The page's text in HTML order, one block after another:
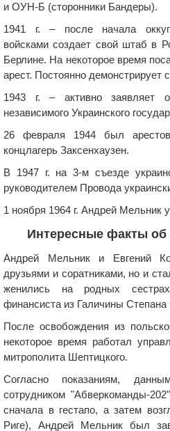
и ОУН-Б (сторонники Бандеры).
1941 г. – после начала
войсками создает свой штаб в
Берлине. На некоторое время
арест. Постоянно демонстрирует
1943 г. – активно заявляет
независимого Украинского
26 февраля 1944 был
концлагерь Заксенхаузен.
В 1947 г. на 3-м съезде
руководителем Провода
1 ноября 1964 г. Андрей Мельник
Интересные факты об
Андрей Мельник и Евгений
друзьями и соратниками, но и
женились на родных
финансиста из Галичины Степана
После освобождения из
некоторое время работал
митрополита Шептицкого.
Согласно показаниям,
сотрудником "Абверкоманды-
сначала в гестапо, а затем
Риге), Андрей Мельник был